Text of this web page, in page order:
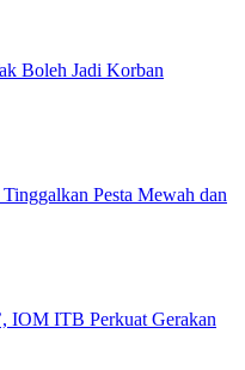
Boleh Jadi Korban
Pesta Mewah dan
IOM ITB Perkuat Gerakan